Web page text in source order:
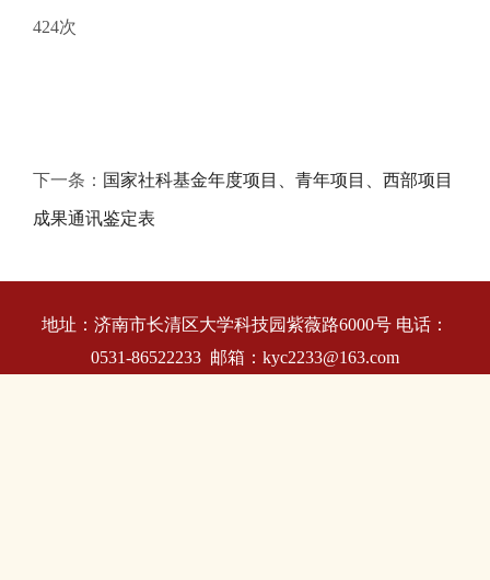
424次
下一条： 国家社科基金年度项目、青年项目、西部项目
成果通讯鉴定表
地址：济南市长清区大学科技园紫薇路6000号 电话：
0531-86522233 邮箱：kyc2233@163.com